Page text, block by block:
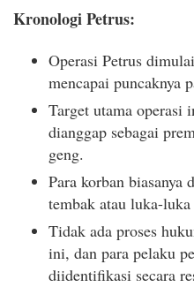
Kronologi Petrus:
Operasi Petrus
mencapai puncaknya
Target utama operasi
dianggap sebagai
geng.
Para korban biasanya
tembak atau luka-
Tidak ada proses
ini, dan para pelaku
diidentifikasi secara